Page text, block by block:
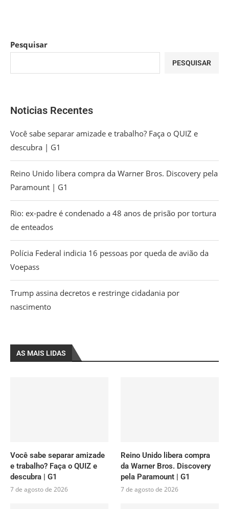
Pesquisar
PESQUISAR
Noticias Recentes
Você sabe separar amizade e trabalho? Faça o QUIZ e
descubra | G1
Reino Unido libera compra da Warner Bros. Discovery pela
Paramount | G1
Rio: ex-padre é condenado a 48 anos de prisão por tortura
de enteados
Polícia Federal indicia 16 pessoas por queda de avião da
Voepass
Trump assina decretos e restringe cidadania por
nascimento
AS MAIS LIDAS
Você sabe separar amizade
e trabalho? Faça o QUIZ e
descubra | G1
7 de agosto de 2026
Reino Unido libera compra
da Warner Bros. Discovery
pela Paramount | G1
7 de agosto de 2026